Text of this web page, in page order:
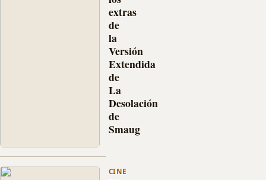
Extendida
de
El
Hobbit:
La
Desolación
de
Smaug
que
saldrá
a
la
11
extras
de
la
Versión
Extendida
de
La
Desolación
de
Smaug
de
CINE